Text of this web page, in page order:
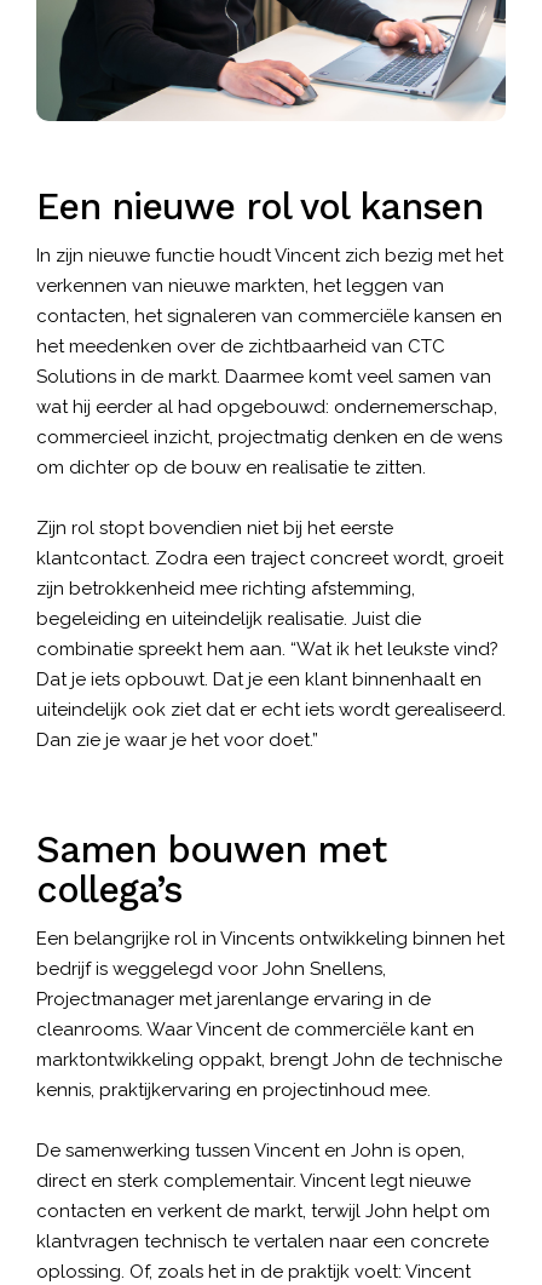
Een nieuwe rol vol kansen
In zijn nieuwe functie houdt Vincent zich bezig met het
verkennen van nieuwe markten, het leggen van
contacten, het signaleren van commerciële kansen en
het meedenken over de zichtbaarheid van CTC
Solutions in de markt. Daarmee komt veel samen van
wat hij eerder al had opgebouwd: ondernemerschap,
commercieel inzicht, projectmatig denken en de wens
om dichter op de bouw en realisatie te zitten.
Zijn rol stopt bovendien niet bij het eerste
klantcontact. Zodra een traject concreet wordt, groeit
zijn betrokkenheid mee richting afstemming,
begeleiding en uiteindelijk realisatie. Juist die
combinatie spreekt hem aan. “Wat ik het leukste vind?
Dat je iets opbouwt. Dat je een klant binnenhaalt en
uiteindelijk ook ziet dat er echt iets wordt gerealiseerd.
Dan zie je waar je het voor doet.”
Samen bouwen met
collega’s
Een belangrijke rol in Vincents ontwikkeling binnen het
bedrijf is weggelegd voor John Snellens,
Projectmanager met jarenlange ervaring in de
cleanrooms. Waar Vincent de commerciële kant en
marktontwikkeling oppakt, brengt John de technische
kennis, praktijkervaring en projectinhoud mee.
De samenwerking tussen Vincent en John is open,
direct en sterk complementair. Vincent legt nieuwe
contacten en verkent de markt, terwijl John helpt om
klantvragen technisch te vertalen naar een concrete
oplossing. Of, zoals het in de praktijk voelt: Vincent